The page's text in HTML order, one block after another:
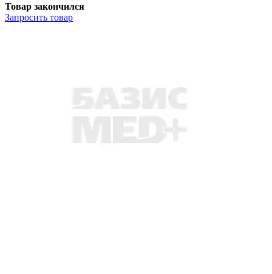
Товар закончился
Запросить товар